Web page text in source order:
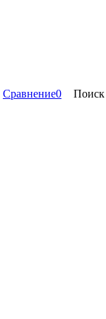
Сравнение0 Поиск